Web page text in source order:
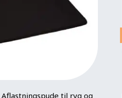
til ryg og